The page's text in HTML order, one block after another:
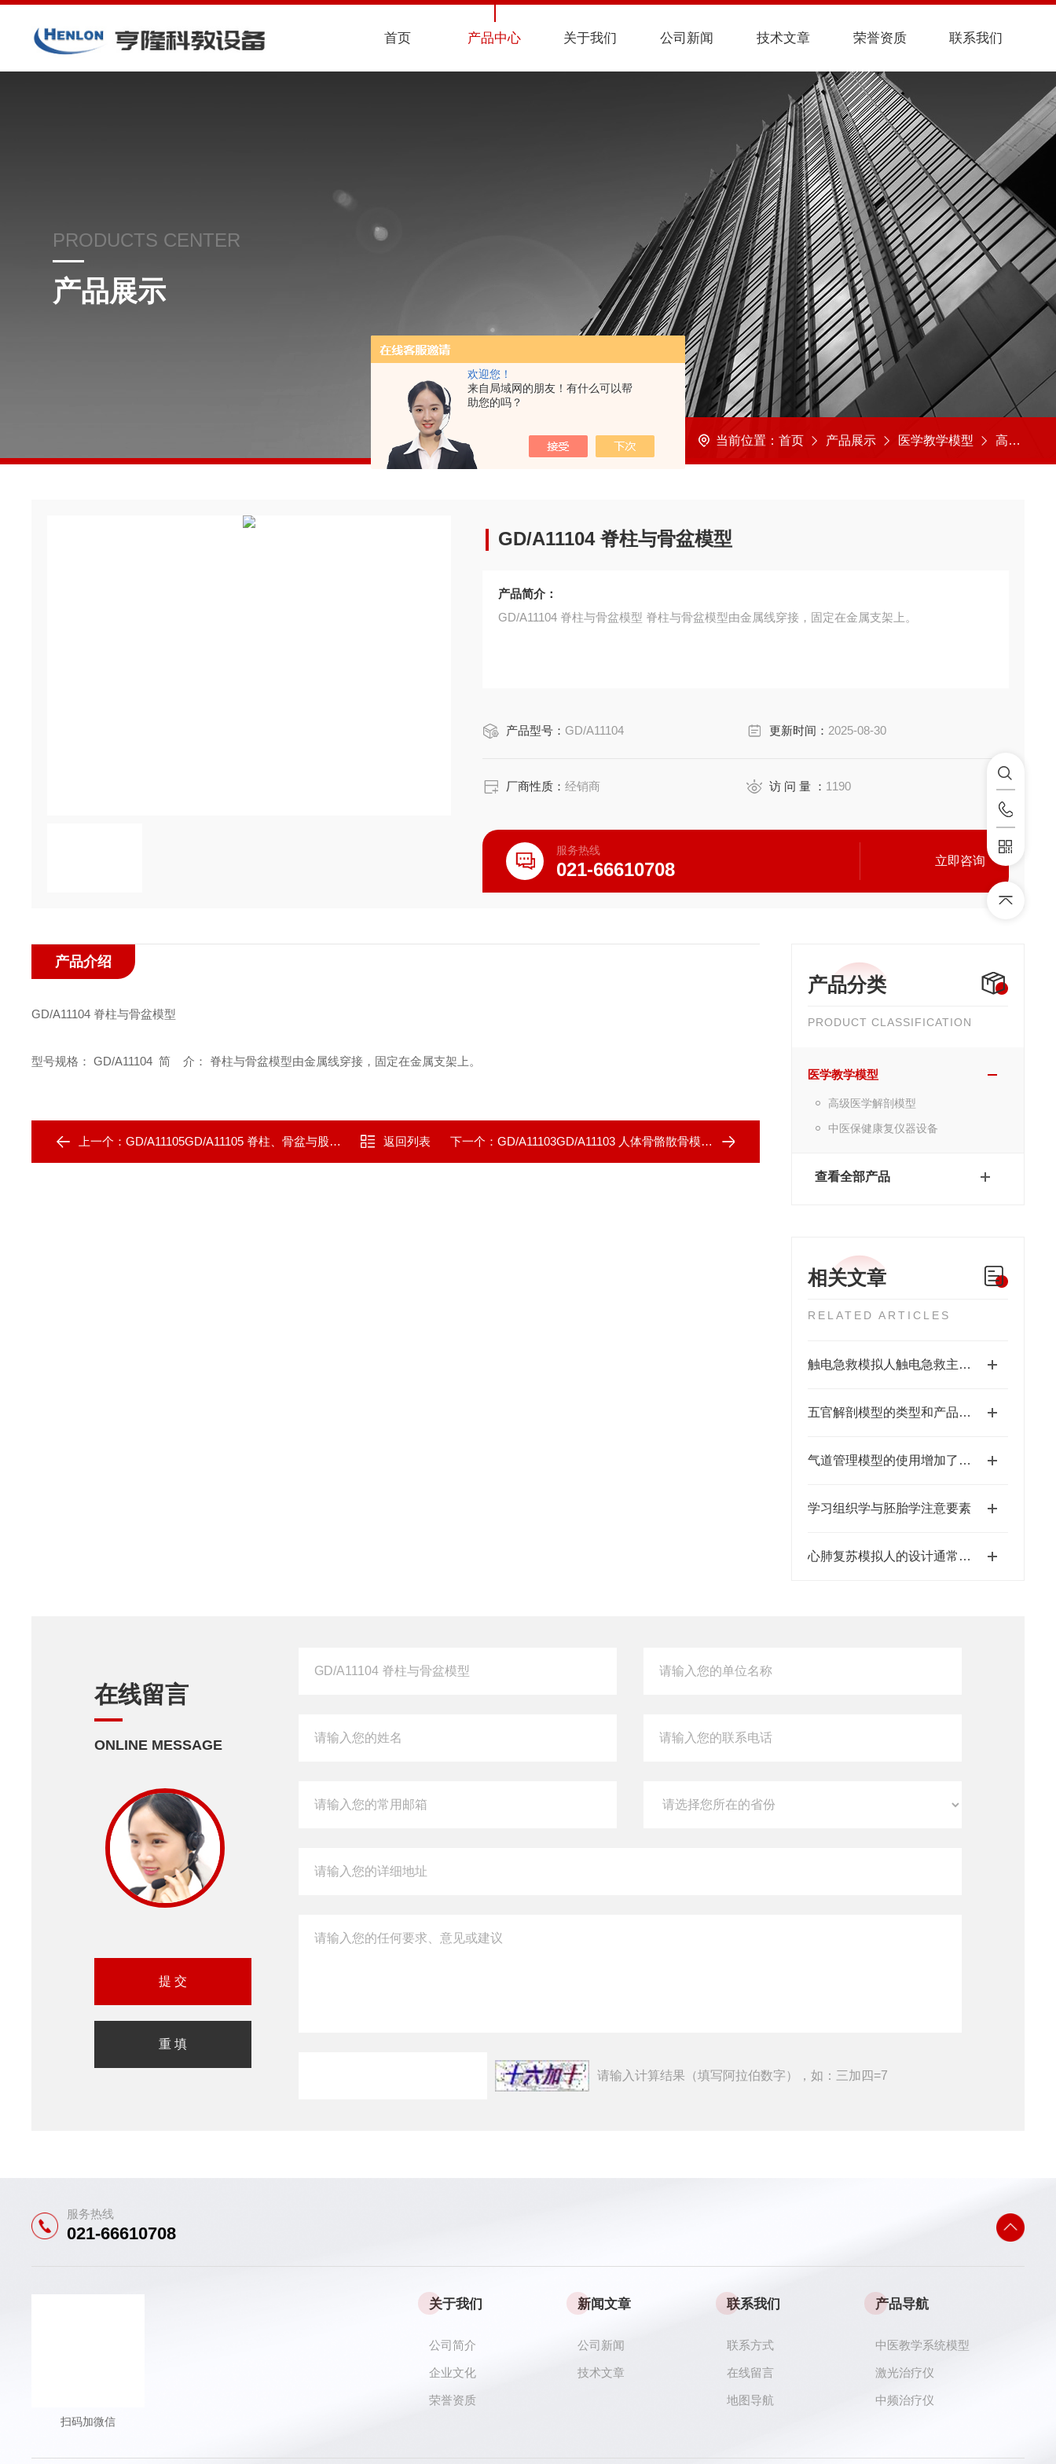
欢迎您！
来自局域网的朋友！有什么可以帮
助您的吗？
首页 产品中心 关于我们 公司新闻 技术文章 荣誉资质 联系我们
PRODUCTS CENTER
产品展示
当前位置： 首页 产品展示 医学教学模型 高级医学解剖模型
GD/A11104 脊柱与骨盆模型
产品简介：
GD/A11104 脊柱与骨盆模型 脊柱与骨盆模型由金属线穿接，固定在金属支架上。
产品型号： GD/A11104 更新时间： 2025-08-30
厂商性质：经销商 访 问 量 ： 1190
服务热线
021-66610708 立即咨询
产品分类
PRODUCT CLASSIFICATION
医学教学模型
高级医学解剖模型
中医保健康复仪器设备
查看全部产品
相关文章
RELATED ARTICLES
触电急救模拟人触电急救主要有以下四种症状
五官解剖模型的类型和产品说明
气道管理模型的使用增加了练习场景的真实感
学习组织学与胚胎学注意要素
心肺复苏模拟人的设计通常需考虑哪些因素？
产品介绍
GD/A11104 脊柱与骨盆模型
型号规格： GD/A11104 简 介： 脊柱与骨盆模型由金属线穿接，固定在金属支架上。
上一个： GD/A11105GD/A11105 脊柱、骨盆与股骨头模型 返回列表 下一个： GD/A11103GD/A11103 人体骨骼散骨模型（游离骨）
在线留言
ONLINE MESSAGE
请输入计算结果（填写阿拉伯数字），如：三加四=7
服务热线
021-66610708
扫码加微信
关于我们
公司简介
企业文化
荣誉资质
新闻文章
公司新闻
技术文章
联系我们
联系方式
在线留言
地图导航
产品导航
中医教学系统模型
激光治疗仪
中频治疗仪